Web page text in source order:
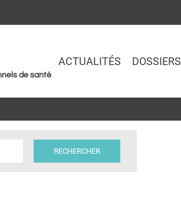
de santé
ACTUALITÉS DOSSIERS